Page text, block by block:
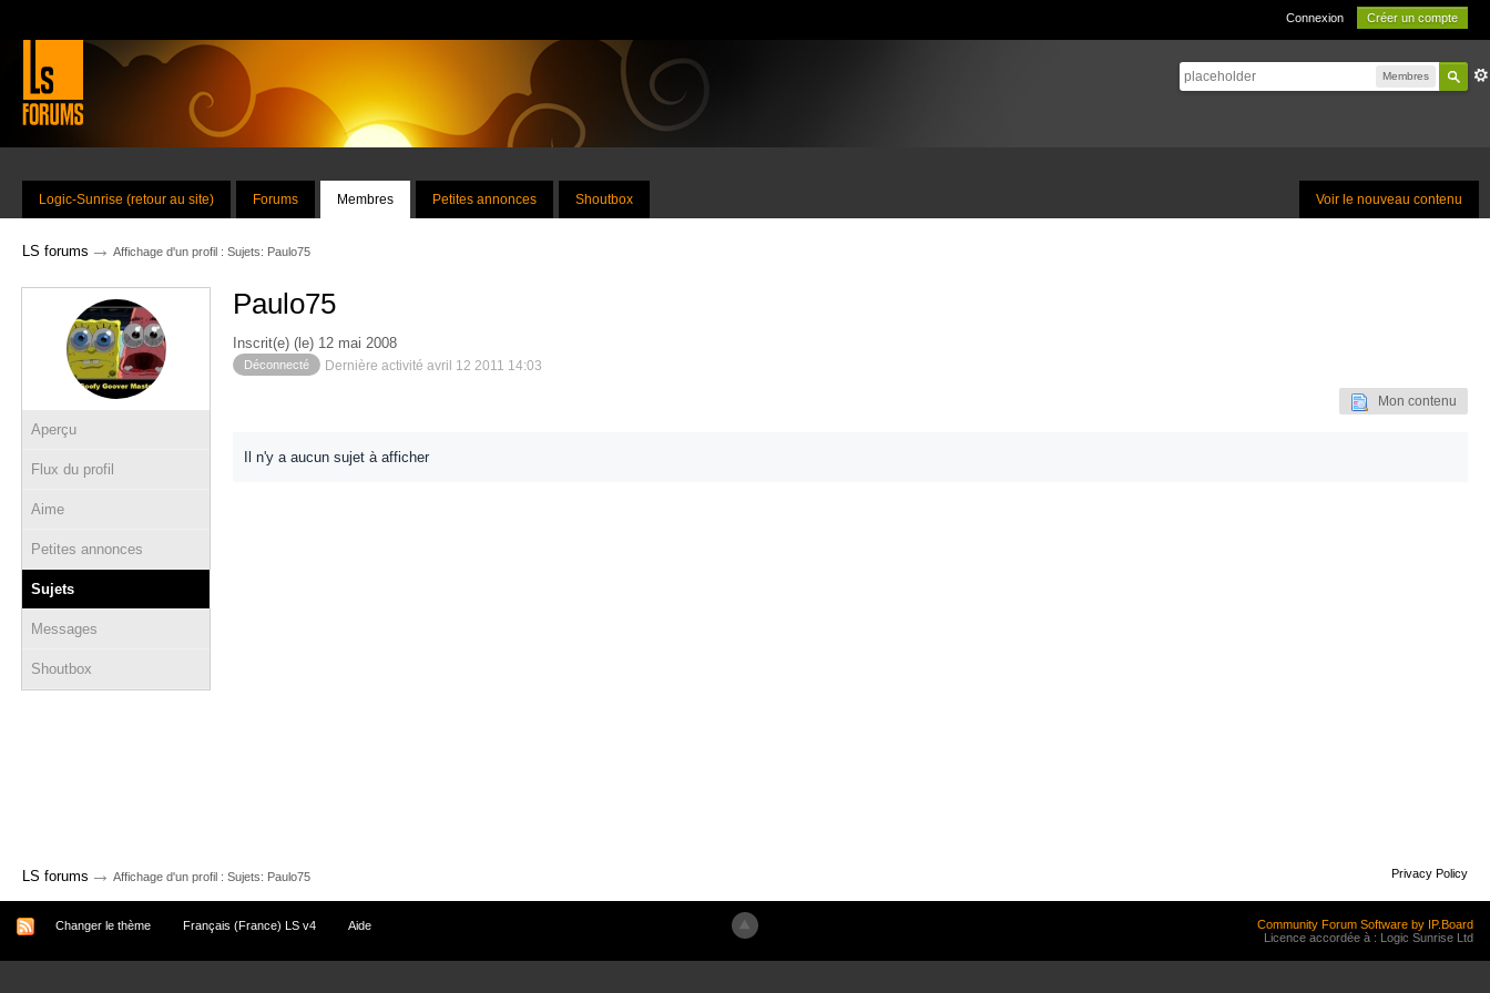
Connexion Créer un compte
Membres
Voir le nouveau contenu
Logic-Sunrise (retour au site) Forums Membres Petites annonces Shoutbox
LS forums → Affichage d'un profil : Sujets: Paulo75
Aperçu
Flux du profil
Aime
Petites annonces
Sujets
Messages
Shoutbox
Paulo75
Inscrit(e) (le) 12 mai 2008
Déconnecté Dernière activité avril 12 2011 14:03
Mon contenu
Il n'y a aucun sujet à afficher
LS forums → Affichage d'un profil : Sujets: Paulo75 Privacy Policy
Changer le thème Français (France) LS v4 Aide
Community Forum Software by IP.Board
Licence accordée à : Logic Sunrise Ltd